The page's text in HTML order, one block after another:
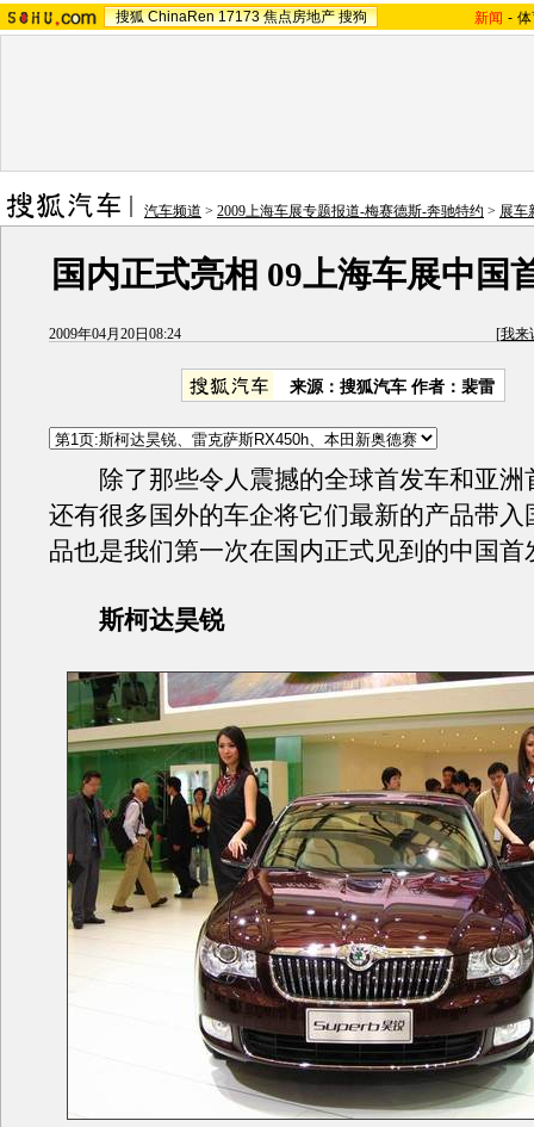
搜狐 ChinaRen 17173 焦点房地产 搜狗 新闻 -
汽车频道 > 2009上海车展专题报道-梅赛德斯-奔驰特约 > 展车
国内正式亮相 09上海车展中国
2009年04月20日08:24 [我来
来源：搜狐汽车 作者：裴雷
除了那些令人震撼的全球首发车和亚洲
还有很多国外的车企将它们最新的产品带入
品也是我们第一次在国内正式见到的中国首
斯柯达昊锐